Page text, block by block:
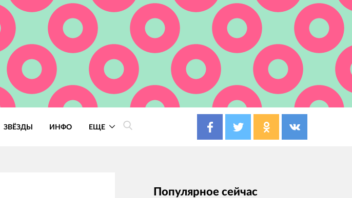
ЗВЁЗДЫ ИНФО ЕЩЕ
Популярное сейчас